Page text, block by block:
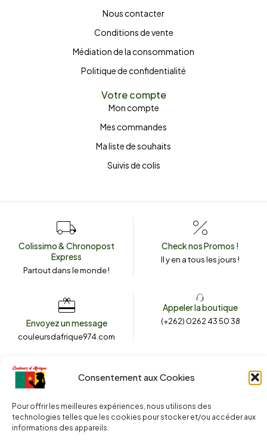
Consentement aux Cookies
Pour offrir les meilleures expériences, nous utilisons des
technologies telles que les cookies pour stocker et/ou accéder aux
informations des appareils.
Nous contacter
Conditions de vente
Médiation de la consommation
Politique de confidentialité
Votre compte
Mon compte
Mes commandes
Ma liste de souhaits
Suivis de colis
Colissimo & Chronopost
Express
Partout dans le monde !
Check nos Promos !
Il y en a tous les jours !
Envoyez un message
couleursdafrique974.com
Appeler la boutique
(+262) 0262 43 50 38
2025 © Copyright
. Tous droits réservés.